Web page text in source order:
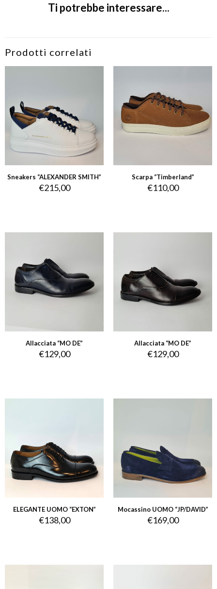
Ti potrebbe interessare...
Prodotti correlati
Sneakers “ALEXANDER SMITH”
€215,00
Scarpa “Timberland”
€110,00
Allacciata “MO DE”
€129,00
Allacciata “MO DE”
€129,00
ELEGANTE UOMO “EXTON”
€138,00
Mocassino UOMO “JP/DAVID”
€169,00